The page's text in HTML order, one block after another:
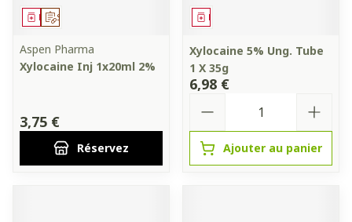
Sur prescription
Médicament
Aspen Pharma
Xylocaine Inj 1x20ml 2%
3,75 €
Réservez
Médicament
Xylocaine 5% Ung. Tube
1 X 35g
6,98 €
Ajouter au panier